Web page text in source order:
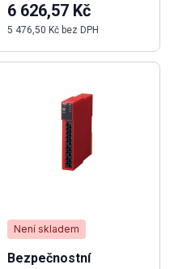
6 626,57 Kč
5 476,50 Kč bez DPH
Není skladem
Bezpečnostní